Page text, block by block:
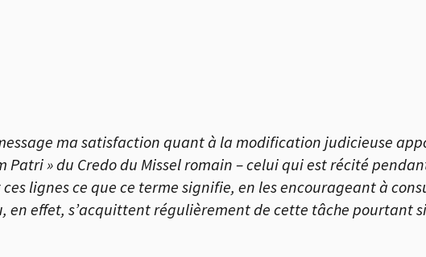
ma satisfaction quant à la modification judicieuse
» du Credo du Missel romain – celui qui est récité
lignes ce que ce terme signifie, en les encourageant à
en effet, s’acquittent régulièrement de cette tâche pourtant